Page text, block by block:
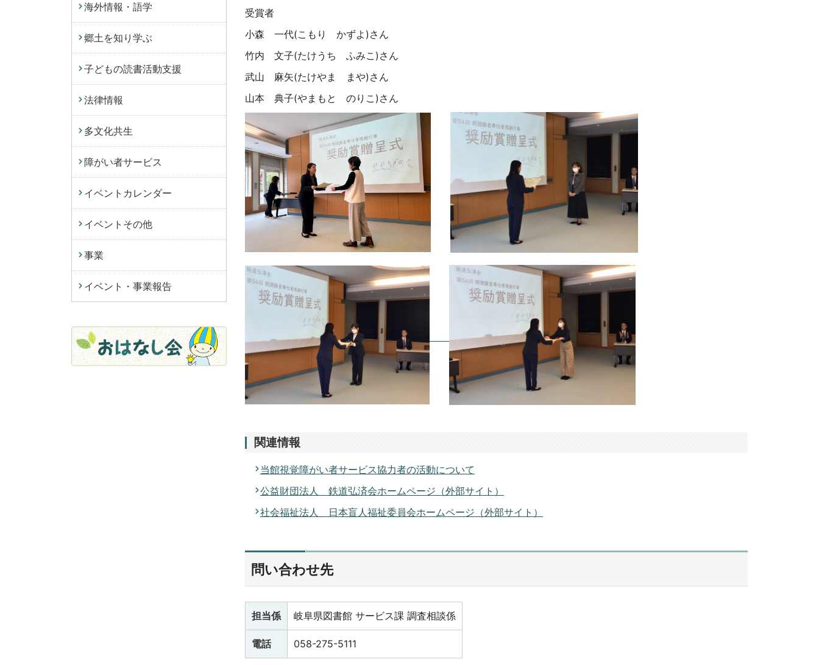
受賞者
小森 一代(こもり かずよ)さん
竹内 文子(たけうち ふみこ)さん
武山 麻矢(たけやま まや)さん
山本 典子(やまもと のりこ)さん
関連情報
当館視覚障がい者サービス協力者の活動について
公益財団法人 鉄道弘済会ホームページ（外部サイト）
社会福祉法人 日本盲人福祉委員会ホームページ（外部サイト）
問い合わせ先
担当係 岐阜県図書館 サービス課 調査相談係
電話 058-275-5111
海外情報・語学
郷土を知り学ぶ
子どもの読書活動支援
法律情報
多文化共生
障がい者サービス
イベントカレンダー
イベントその他
事業
イベント・事業報告